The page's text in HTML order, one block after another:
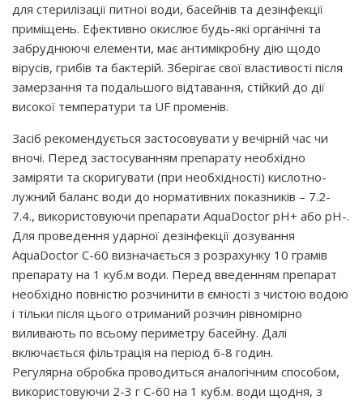
для стерилізації питної води, басейнів та дезінфекції
приміщень. Ефективно окислює будь-які органічні та
забруднюючі елементи, має антимікробну дію щодо
вірусів, грибів та бактерій. Зберігає свої властивості після
замерзання та подальшого відтавання, стійкий до дії
високої температури та UF променів.
Засіб рекомендується застосовувати у вечірній час чи
вночі. Перед застосуванням препарату необхідно
заміряти та скоригувати (при необхідності) кислотно-
лужний баланс води до нормативних показників – 7.2-
7.4., використовуючи препарати AquaDoctor рН+ або рН-.
Для проведення ударної дезінфекції дозування
AquaDoctor С-60 визначається з розрахунку 10 грамів
препарату на 1 куб.м води. Перед введенням препарат
необхідно повністю розчинити в ємності з чистою водою
і тільки після цього отриманий розчин рівномірно
виливають по всьому периметру басейну. Далі
включається фільтрація на період 6-8 годин.
Регулярна обробка проводиться аналогічним способом,
використовуючи 2-3 г С-60 на 1 куб.м. води щодня, з